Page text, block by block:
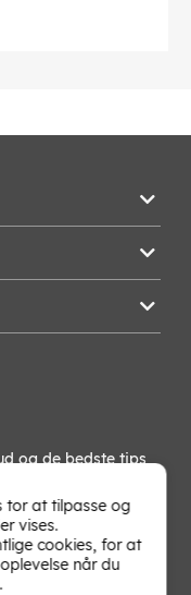
og de bedste tips
OK
tor at tilpasse og
vises.
cookies, for at
når du